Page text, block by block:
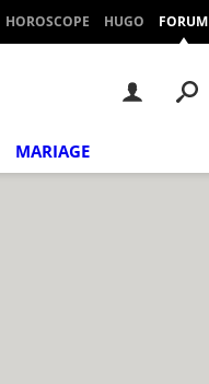
HOROSCOPE HUGO FORUM
MARIAGE